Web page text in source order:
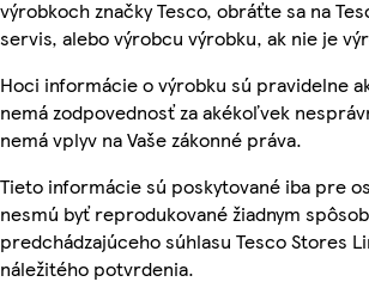
výrobkoch značky Tesco, obráťte sa na
servis, alebo výrobcu výrobku, ak nie je
Hoci informácie o výrobku sú pravidelne
nemá zodpovednosť za akékoľvek
nemá vplyv na Vaše zákonné práva.
Tieto informácie sú poskytované iba pre
nesmú byť reprodukované žiadnym
predchádzajúceho súhlasu Tesco Stores
náležitého potvrdenia.